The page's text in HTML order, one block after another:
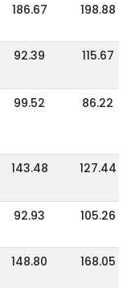
186.67 198.88
92.39 115.67
99.52 86.22
143.48 127.44
92.93 105.26
148.80 168.05